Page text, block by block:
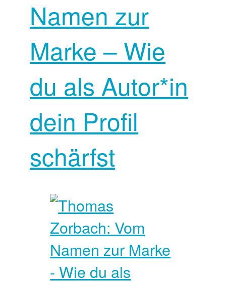
Namen zur
Marke – Wie
du als Autor*in
dein Profil
schärfst